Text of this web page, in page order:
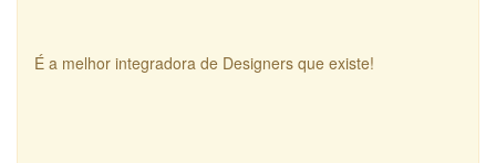
É a melhor integradora de Designers que existe!